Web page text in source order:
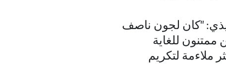
"كان لجون ناصف
ممتنون للغاية
ملاءمة لتكريم